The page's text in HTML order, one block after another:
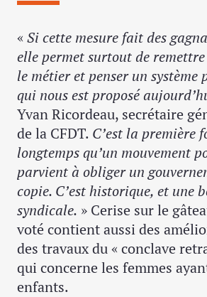
« Si cette mesure fait des
elle permet surtout de
le métier et penser un système
qui nous est proposé
Yvan Ricordeau, secrétaire
de la CFDT. C’est la première
longtemps qu’un mouvement
parvient à obliger un
copie. C’est historique, et une
syndicale. » Cerise sur le
voté contient aussi des
des travaux du « conclave
qui concerne les femmes
enfants.